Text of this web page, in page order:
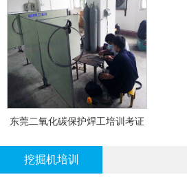
东莞二氧化碳保护焊工培训考证
挖掘机培训